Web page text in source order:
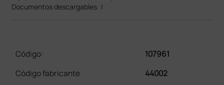
Documentos descargables |
Código:
107961
Código fabricante
44002